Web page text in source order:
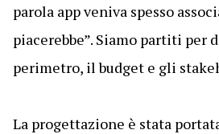
parola app veniva spesso
piacerebbe”. Siamo partiti per
perimetro, il budget e gli
La progettazione è stata